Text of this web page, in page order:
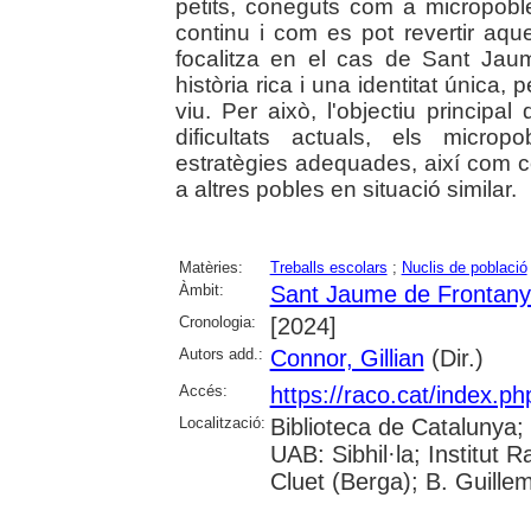
petits, coneguts com a
continu i com es pot revertir
focalitza en el cas de Sant
història rica i una identitat única,
viu. Per això, l'objectiu principal
dificultats actuals, els
estratègies adequades, així com
a altres pobles en situació similar.
Matèries: Treballs escolars ; Nuclis de població
Àmbit:
Sant Jaume de
Cronologia: [2024]
Autors add.: Connor, Gillian (Dir.)
Accés: https://raco.cat/
Localització: Biblioteca de
UAB: Sibhil·la; Institut
Cluet (Berga); B.